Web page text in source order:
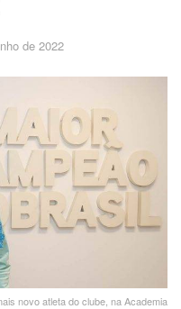
de 2022
novo atleta do clube, na Academia